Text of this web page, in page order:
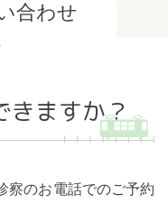
合わせ
ますか？
察のお電話でのご予約